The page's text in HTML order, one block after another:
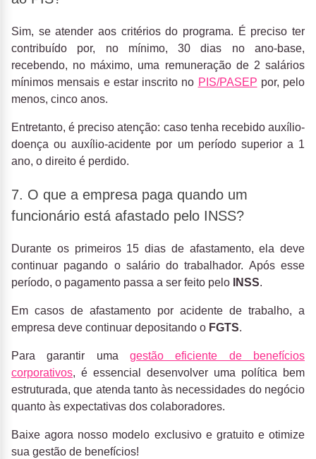
Sim, se atender aos critérios do programa. É preciso ter
contribuído por, no mínimo, 30 dias no ano-base,
recebendo, no máximo, uma remuneração de 2 salários
mínimos mensais e estar inscrito no PIS/PASEP por, pelo
menos, cinco anos.
Entretanto, é preciso atenção: caso tenha recebido auxílio-
doença ou auxílio-acidente por um período superior a 1
ano, o direito é perdido.
7. O que a empresa paga quando um
funcionário está afastado pelo INSS?
Durante os primeiros 15 dias de afastamento, ela deve
continuar pagando o salário do trabalhador. Após esse
período, o pagamento passa a ser feito pelo
INSS.
Em casos de afastamento por acidente de trabalho, a
empresa deve continuar depositando o FGTS.
Para garantir uma gestão eficiente de benefícios
corporativos, é essencial desenvolver uma política bem
estruturada, que atenda tanto às necessidades do negócio
quanto às expectativas dos colaboradores.
Baixe agora nosso modelo exclusivo e gratuito e otimize
sua gestão de benefícios!